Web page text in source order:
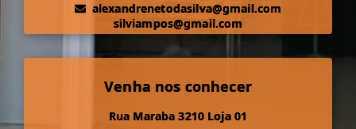
alexandrenetodasilva@gmail.com
silviampos@gmail.com
Venha nos conhecer
Rua Maraba 3210 Loja 01